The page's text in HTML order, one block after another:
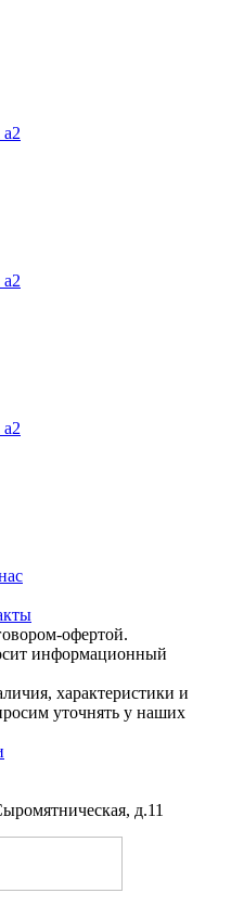
офертой.
информационный
характеристики и
уточнять у наших
д.11